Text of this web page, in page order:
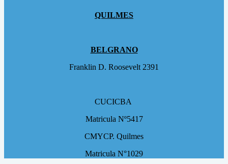
QUILMES
BELGRANO
Franklin D. Roosevelt 2391
CUCICBA
Matricula Nº5417
CMYCP. Quilmes
Matricula N°1029